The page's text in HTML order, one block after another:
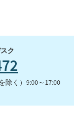
ク
除く）9:00～17:00